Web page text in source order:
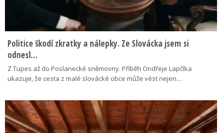
Politice škodí zkratky a nálepky. Ze Slovácka jsem si
odnesl…
Z Tupes až do Poslanecké sněmovny. Příběh Ondřeje Lapčíka
ukazuje, že cesta z malé slovácké obce může vést nejen…